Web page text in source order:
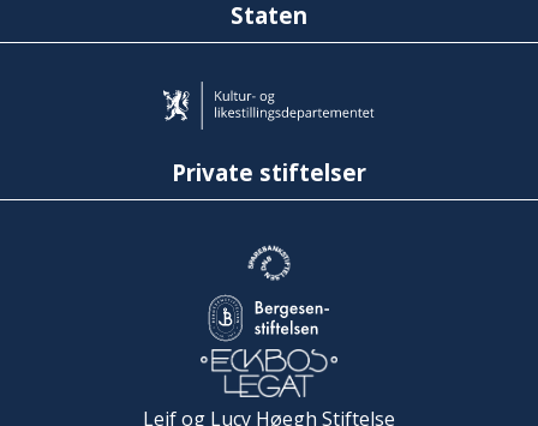
Staten
Private stiftelser
Leif og Lucy Høegh Stiftelse